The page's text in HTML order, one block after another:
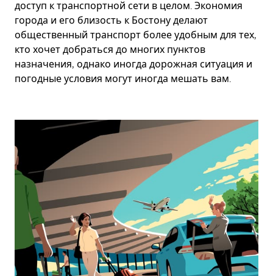
доступ к транспортной сети в целом. Экономия
города и его близость к Бостону делают
общественный транспорт более удобным для тех,
кто хочет добраться до многих пунктов
назначения, однако иногда дорожная ситуация и
погодные условия могут иногда мешать вам.